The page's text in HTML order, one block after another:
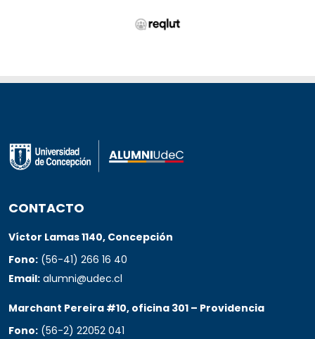
CONTACTO
Víctor Lamas 1140, Concepción
Fono: (56-41) 266 16 40
Email: alumni@udec.cl
Marchant Pereira #10, oficina 301 – Providencia
Fono: (56-2) 22052 041